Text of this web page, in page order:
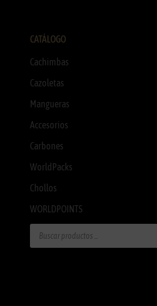
CATÁLOGO
Cachimbas
Cazoletas
Mangueras
Accesorios
Carbones
WorldPacks
Chollos
WORLDPOINTS